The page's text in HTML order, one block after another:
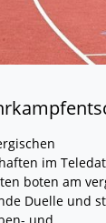
im
boten am
Duelle und